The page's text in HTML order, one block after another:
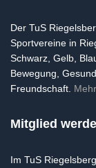
Der TuS
Sportvereine in
Schwarz, Gelb,
Bewegung,
Freundschaft.
Mitglied
Im TuS